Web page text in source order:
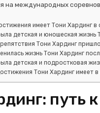
на международных
имеет Тони Хардинг в
детская и юношеская жизнь
Тони Хардинг
жизнь Тони Хардинг
детская и подростковая
Тони Хардинг имеет
путь